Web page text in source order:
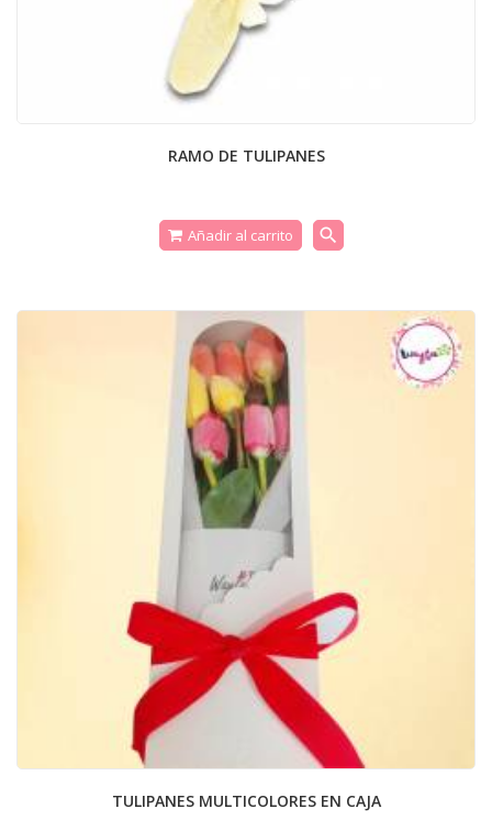
RAMO DE TULIPANES
Añadir al carrito search
TULIPANES MULTICOLORES EN CAJA